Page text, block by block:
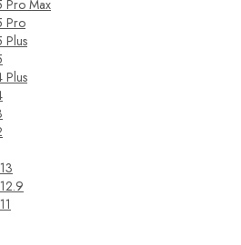
Pro Max
Pro
Plus
Plus